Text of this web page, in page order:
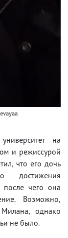
на
и режиссурой
что его дочь
достижения
чего она
Возможно,
однако
не было.